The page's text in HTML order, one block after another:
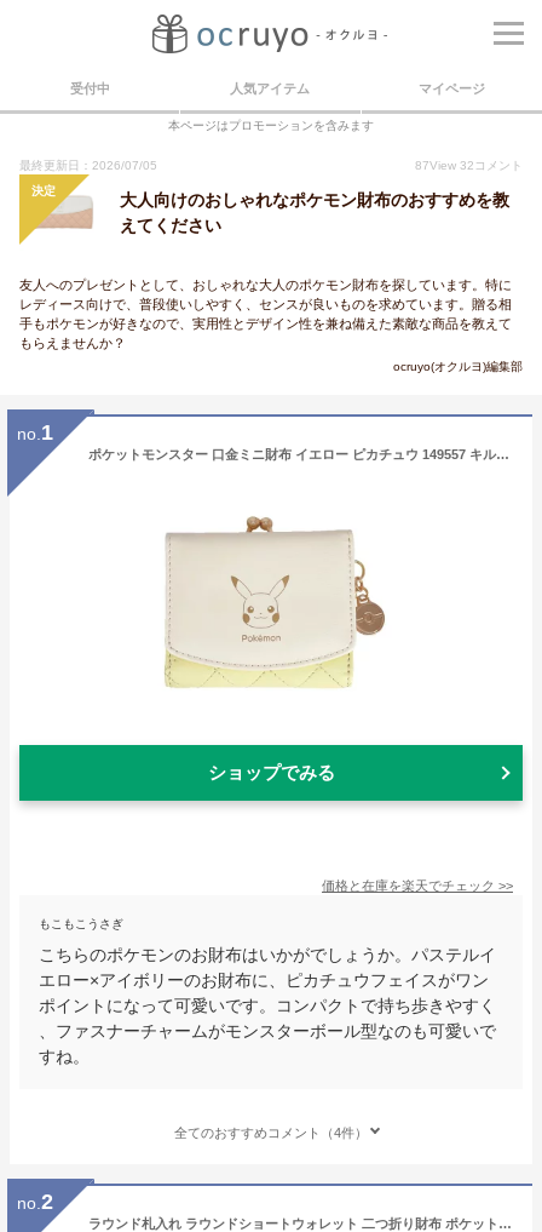
受付中 人気アイテム マイページ
本ページはプロモーションを含みます
最終更新日：2026/07/05 87View 32 コメント
決定
大人向けのおしゃれなポケモン財布のおすすめを教
えてください
友人へのプレゼントとして、おしゃれな大人のポケモン財布を探しています。特に
レディース向けで、普段使いしやすく、センスが良いものを求めています。贈る相
手もポケモンが好きなので、実用性とデザイン性を兼ね備えた素敵な商品を教えて
もらえませんか？
ocruyo(オクルヨ)編集部
no. 1
ポケットモンスター 口金ミニ財布 イエロー ピカチュウ 149557 キルト pokemon ポケモン
ショップでみる
価格と在庫を楽天でチェック >>
もこもこうさぎ
こちらのポケモンのお財布はいかがでしょうか。パステルイ
エロー×アイボリーのお財布に、ピカチュウフェイスがワン
ポイントになって可愛いです。コンパクトで持ち歩きやすく
、ファスナーチャームがモンスターボール型なのも可愛いで
すね。
全てのおすすめコメント（4件）
no. 2
ラウンド札入れ ラウンドショートウォレット 二つ折り財布 ポケットモンスター キルトシリーズ オレンジ ポケモン サンアート レディース プレゼント ギフト